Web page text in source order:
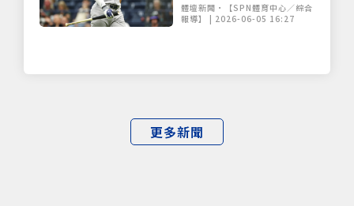
更多新聞
體壇新聞•【SPN體育中心／綜合
報導】 | 2026-06-05 16:27